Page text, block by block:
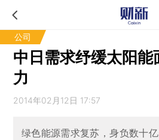
公司
中日需求纾缓太阳能
力
2014年02月12日 17:57
绿色能源需求复苏，身负数十